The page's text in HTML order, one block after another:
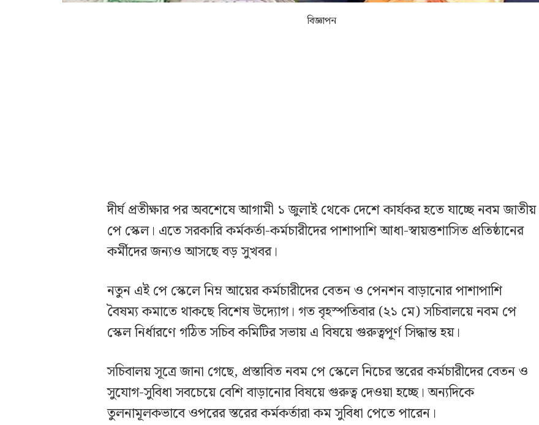
বিজ্ঞাপন
দীর্ঘ প্রতীক্ষার পর অবশেষে আগামী ১ জুলাই থেকে দেশে কার্যকর হতে যাচ্ছে নবম জাতীয়
পে স্কেল। এতে সরকারি কর্মকর্তা-কর্মচারীদের পাশাপাশি আধা-স্বায়ত্তশাসিত প্রতিষ্ঠানের
কর্মীদের জন্যও আসছে বড় সুখবর।
নতুন এই পে স্কেলে নিম্ন আয়ের কর্মচারীদের বেতন ও পেনশন বাড়ানোর পাশাপাশি
বৈষম্য কমাতে থাকছে বিশেষ উদ্যোগ। গত বৃহস্পতিবার (২১ মে) সচিবালয়ে নবম পে
স্কেল নির্ধারণে গঠিত সচিব কমিটির সভায় এ বিষয়ে গুরুত্বপূর্ণ সিদ্ধান্ত হয়।
সচিবালয় সূত্রে জানা গেছে, প্রস্তাবিত নবম পে স্কেলে নিচের স্তরের কর্মচারীদের বেতন ও
সুযোগ-সুবিধা সবচেয়ে বেশি বাড়ানোর বিষয়ে গুরুত্ব দেওয়া হচ্ছে। অন্যদিকে
তুলনামূলকভাবে ওপরের স্তরের কর্মকর্তারা কম সুবিধা পেতে পারেন।